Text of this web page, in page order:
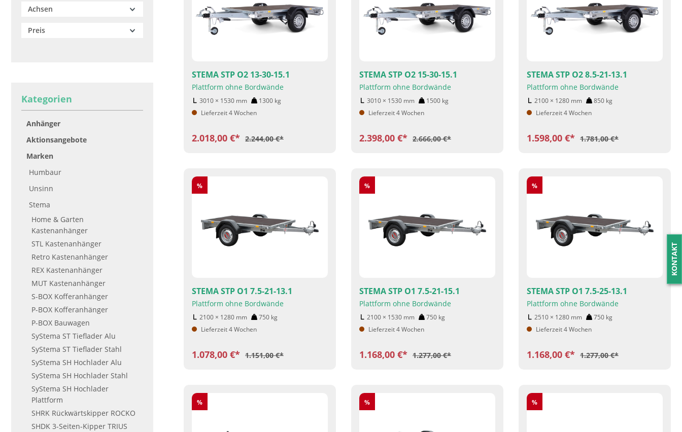
Achsen
Preis
Kategorien
Anhänger
Aktionsangebote
Marken
Humbaur
Unsinn
Stema
Home & Garten
Kastenanhänger
STL Kastenanhänger
Retro Kastenanhänger
REX Kastenanhänger
MUT Kastenanhänger
S-BOX Kofferanhänger
P-BOX Kofferanhänger
P-BOX Bauwagen
SyStema ST Tieflader Alu
SyStema ST Tieflader Stahl
SyStema SH Hochlader Alu
SyStema SH Hochlader Stahl
SyStema SH Hochlader
Plattform
SHRK Rückwärtskipper ROCKO
SHDK 3-Seiten-Kipper TRIUS
STEMA STP O2 13-30-15.1
Plattform ohne Bordwände
3010 × 1530 mm 1300 kg
Lieferzeit 4 Wochen
2.018,00 €* 2.244,00 €*
STEMA STP O2 15-30-15.1
Plattform ohne Bordwände
3010 × 1530 mm 1500 kg
Lieferzeit 4 Wochen
2.398,00 €* 2.666,00 €*
STEMA STP O2 8.5-21-13.1
Plattform ohne Bordwände
2100 × 1280 mm 850 kg
Lieferzeit 4 Wochen
1.598,00 €* 1.781,00 €*
Rabatt
%
STEMA STP O1 7.5-21-13.1
Plattform ohne Bordwände
2100 × 1280 mm 750 kg
Lieferzeit 4 Wochen
1.078,00 €* 1.151,00 €*
Rabatt
%
STEMA STP O1 7.5-21-15.1
Plattform ohne Bordwände
2100 × 1530 mm 750 kg
Lieferzeit 4 Wochen
1.168,00 €* 1.277,00 €*
Rabatt
%
STEMA STP O1 7.5-25-13.1
Plattform ohne Bordwände
2510 × 1280 mm 750 kg
Lieferzeit 4 Wochen
1.168,00 €* 1.277,00 €*
Rabatt
% Rabatt
% Rabatt
%
KONTAKT